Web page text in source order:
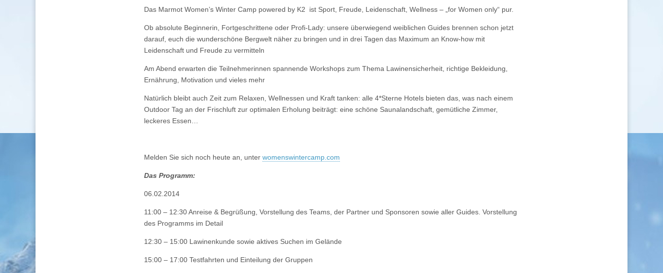
Das Marmot Women’s Winter Camp powered by K2 ist Sport, Freude, Leidenschaft, Wellness – „for Women only“ pur.
Ob absolute Beginnerin, Fortgeschrittene oder Profi-Lady: unsere überwiegend weiblichen Guides brennen schon jetzt
darauf, euch die wunderschöne Bergwelt näher zu bringen und in drei Tagen das Maximum an Know-how mit
Leidenschaft und Freude zu vermitteln
Am Abend erwarten die Teilnehmerinnen spannende Workshops zum Thema Lawinensicherheit, richtige Bekleidung,
Ernährung, Motivation und vieles mehr
Natürlich bleibt auch Zeit zum Relaxen, Wellnessen und Kraft tanken: alle 4*Sterne Hotels bieten das, was nach einem
Outdoor Tag an der Frischluft zur optimalen Erholung beiträgt: eine schöne Saunalandschaft, gemütliche Zimmer,
leckeres Essen…
Melden Sie sich noch heute an, unter womenswintercamp.com
Das Programm:
06.02.2014
11:00 – 12:30 Anreise & Begrüßung, Vorstellung des Teams, der Partner und Sponsoren sowie aller Guides. Vorstellung
des Programms im Detail
12:30 – 15:00 Lawinenkunde sowie aktives Suchen im Gelände
15:00 – 17:00 Testfahrten und Einteilung der Gruppen